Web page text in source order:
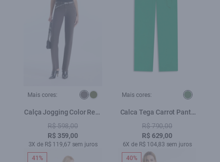
Mais cores:
Calça Jogging Color Reta
Plumbo
R$ 598,00
R$ 359,00
3X de R$ 119,67 sem juros
Mais cores:
Calca Tega Carrot Pants
Verde
R$ 790,00
R$ 629,00
6X de R$ 104,83 sem juros
41%
40%